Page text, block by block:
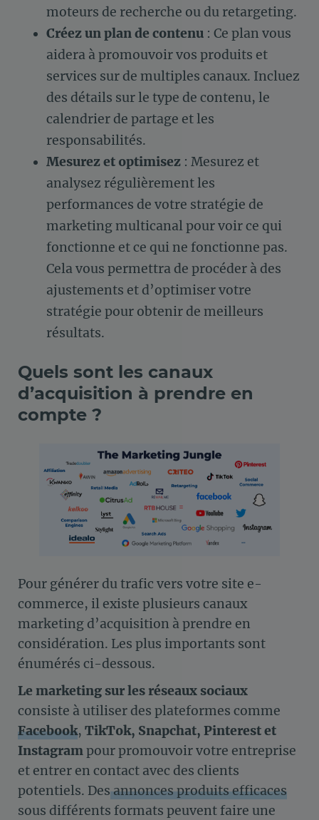
moteurs de recherche ou du retargeting.
Créez un plan de contenu : Ce plan vous
aidera à promouvoir vos produits et
services sur de multiples canaux. Incluez
des détails sur le type de contenu, le
calendrier de partage et les
responsabilités.
Mesurez et optimisez : Mesurez et
analysez régulièrement les
performances de votre stratégie de
marketing multicanalpour voir ce qui
fonctionne et ce qui ne fonctionne pas.
Cela vous permettra de procéder à des
ajustements et d’optimiser votre
stratégie pour obtenir de meilleurs
résultats.
Quels sont les canaux
d’acquisition à prendre en
compte ?
Pour générer du trafic vers votre site e-
commerce, il existe plusieurs canaux
marketing d’acquisition à prendre en
considération. Les plus importants sont
énumérés ci-dessous.
Le marketing sur les réseaux sociaux
consiste à utiliser des plateformes comme
Facebook, TikTok, Snapchat, Pinterest et
Instagrampour promouvoir votre entreprise
et entrer en contact avec des clients
potentiels. Desannonces produits efficaces
sous différents formats peuvent faire une